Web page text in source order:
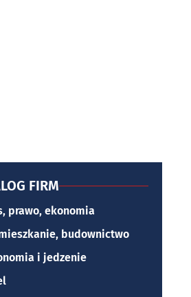
FIRM
prawo, ekonomia
budownictwo
i jedzenie